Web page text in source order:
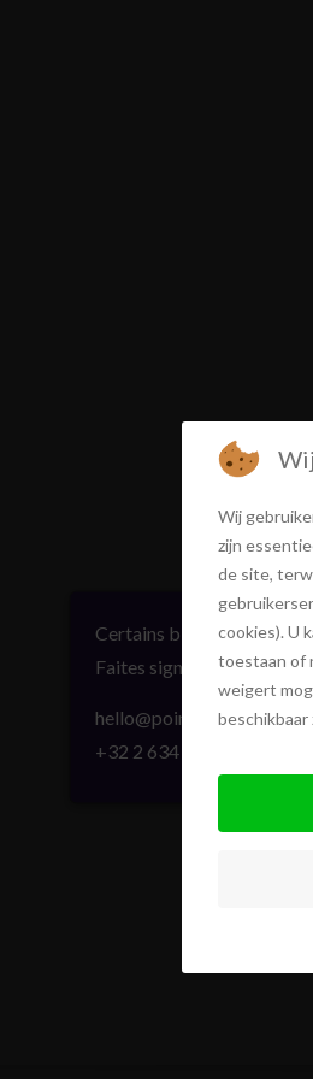
Certains biens en vente
Faites signe. On vous
hello@pointofview.be
+32 2 634 03 33
Wij
zijn
de site,
cookies). U
toestaan of
weigert
beschikbaar